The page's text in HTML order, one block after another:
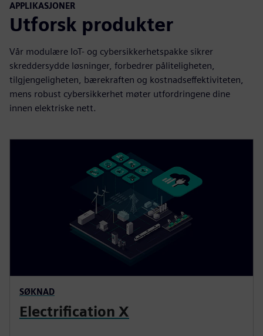
APPLIKASJONER
Utforsk produkter
Vår modulære IoT- og cybersikkerhetspakke sikrer
skreddersydde løsninger, forbedrer påliteligheten,
tilgjengeligheten, bærekraften og kostnadseffektiviteten,
mens robust cybersikkerhet møter utfordringene dine
innen elektriske nett.
SØKNAD
Electrification X